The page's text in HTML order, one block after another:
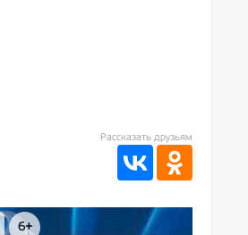
Рассказать друзьям
6+